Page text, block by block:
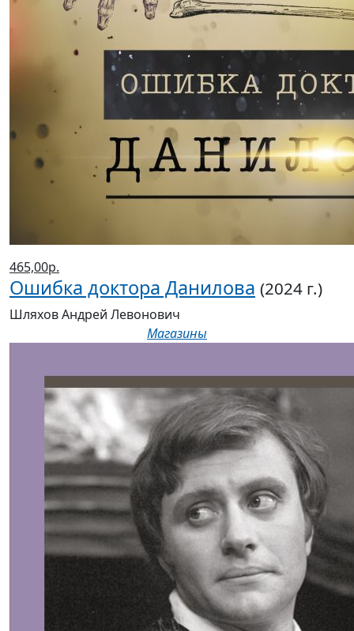
465,00р.
Ошибка доктора Данилова (2024 г.)
Шляхов Андрей Левонович
Магазины